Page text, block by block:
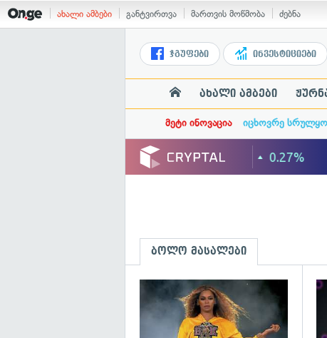
ახალი ამბები განტვირთვა მართვის მოწმობა ძებნა
ჯგუფები ინვესტიციები
ახალი ამბები
მეტი ინოვაცია იცხოვრე
ბოლო მასალები